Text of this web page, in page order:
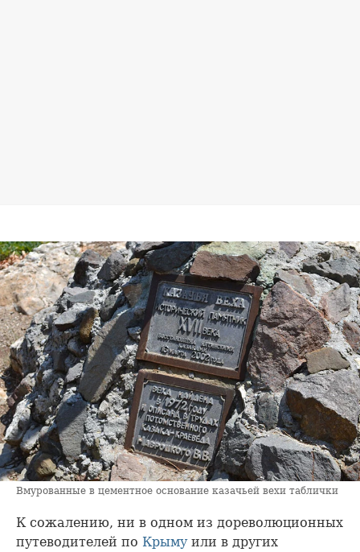
Вмурованные в цементное основание казачьей вехи таблички
К сожалению, ни в одном из дореволюционных
путеводителей по Крымуили в других